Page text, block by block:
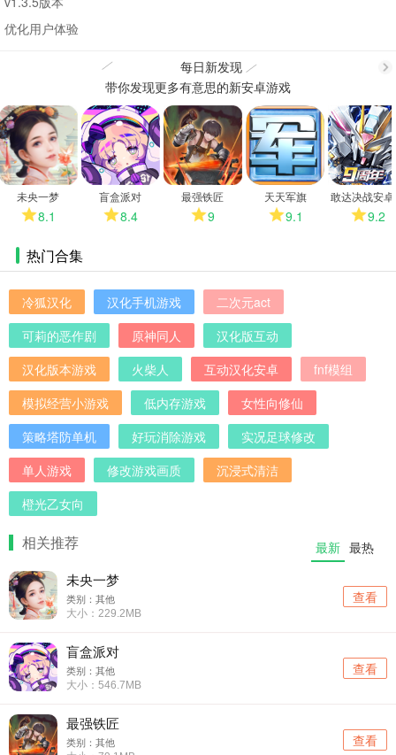
优化用户体验
每日新发现
更
多
带你发现更多有意思的新安卓游戏
未央一梦
8.1
盲盒派对
8.4
最强铁匠
9
天天军旗
9.1
敢达决战安
9.2
热门合集
冷狐汉化 汉化手机游戏
二次元act
可莉的恶作剧
原神同人
汉化版互动
汉化版本游戏
火柴人 互动汉化安卓
fnf模组
模拟经营小游戏
低内存游戏
女性向修仙
策略塔防单机
好玩消除游戏
实况足球修改
单人游戏
修改游戏画质
沉浸式清洁
橙光乙女向
相关推荐 最新 最热
未央一梦
类别：其他
大小：229.2MB
查看
盲盒派对
类别：其他
大小：546.7MB
查看
最强铁匠
类别：其他 查看